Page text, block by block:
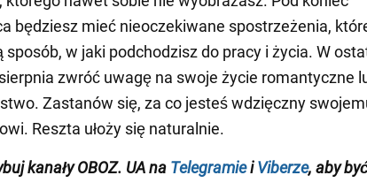
będziesz mieć nieoczekiwane spostrzeżenia,
sposób, w jaki podchodzisz do pracy i życia. W
zwróć uwagę na swoje życie romantyczne
Zastanów się, za co jesteś wdzięczny
Reszta ułoży się naturalnie.
kanały OBOZ. UA na TelegramieiViberze, aby